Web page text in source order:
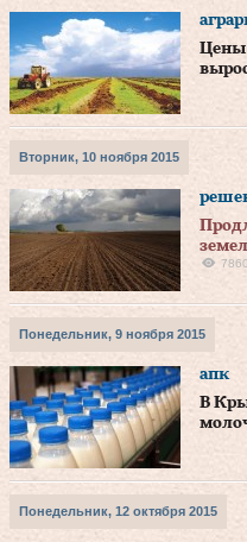
Цены
Вторник, 10 ноября 2015
Понедельник, 9 ноября 2015
апк
В
Понедельник, 12 октября 2015